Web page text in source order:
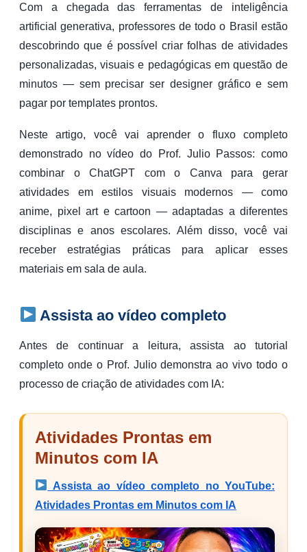
Com a chegada das ferramentas de inteligência
artificial generativa, professores de todo o Brasil estão
descobrindo que é possível criar folhas de atividades
personalizadas, visuais e pedagógicas em questão de
minutos — sem precisar ser designer gráfico e sem
pagar por templates prontos.
Neste artigo, você vai aprender o fluxo completo
demonstrado no vídeo do Prof. Julio Passos: como
combinar o ChatGPT com o Canva para gerar
atividades em estilos visuais modernos — como
anime, pixel art e cartoon — adaptadas a diferentes
disciplinas e anos escolares. Além disso, você vai
receber estratégias práticas para aplicar esses
materiais em sala de aula.
Assista ao vídeo completo
Antes de continuar a leitura, assista ao tutorial
completo onde o Prof. Julio demonstra ao vivo todo o
processo de criação de atividades com IA:
Atividades Prontas em
Minutos com IA
Assista ao vídeo completo no YouTube:
Atividades Prontas em Minutos com IA